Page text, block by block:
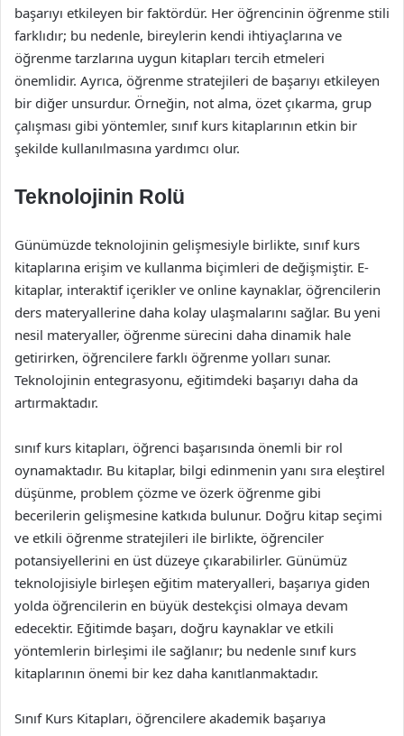
başarıyı etkileyen bir faktördür. Her öğrencinin öğrenme stili
farklıdır; bu nedenle, bireylerin kendi ihtiyaçlarına ve
öğrenme tarzlarına uygun kitapları tercih etmeleri
önemlidir. Ayrıca, öğrenme stratejileri de başarıyı etkileyen
bir diğer unsurdur. Örneğin, not alma, özet çıkarma, grup
çalışması gibi yöntemler, sınıf kurs kitaplarının etkin bir
şekilde kullanılmasına yardımcı olur.
Teknolojinin Rolü
Günümüzde teknolojinin gelişmesiyle birlikte, sınıf kurs
kitaplarına erişim ve kullanma biçimleri de değişmiştir. E-
kitaplar, interaktif içerikler ve online kaynaklar, öğrencilerin
ders materyallerine daha kolay ulaşmalarını sağlar. Bu yeni
nesil materyaller, öğrenme sürecini daha dinamik hale
getirirken, öğrencilere farklı öğrenme yolları sunar.
Teknolojinin entegrasyonu, eğitimdeki başarıyı daha da
artırmaktadır.
sınıf kurs kitapları, öğrenci başarısında önemli bir rol
oynamaktadır. Bu kitaplar, bilgi edinmenin yanı sıra eleştirel
düşünme, problem çözme ve özerk öğrenme gibi
becerilerin gelişmesine katkıda bulunur. Doğru kitap seçimi
ve etkili öğrenme stratejileri ile birlikte, öğrenciler
potansiyellerini en üst düzeye çıkarabilirler. Günümüz
teknolojisiyle birleşen eğitim materyalleri, başarıya giden
yolda öğrencilerin en büyük destekçisi olmaya devam
edecektir. Eğitimde başarı, doğru kaynaklar ve etkili
yöntemlerin birleşimi ile sağlanır; bu nedenle sınıf kurs
kitaplarının önemi bir kez daha kanıtlanmaktadır.
Sınıf Kurs Kitapları, öğrencilere akademik başarıya